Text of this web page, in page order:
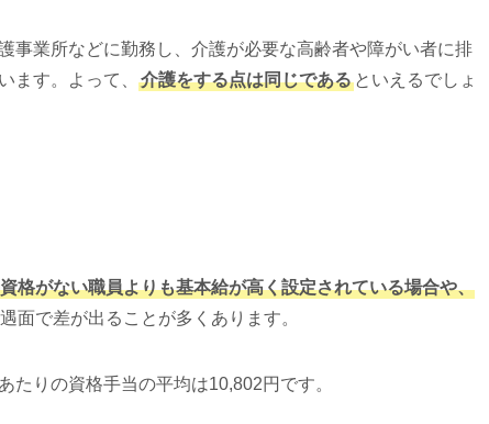
事業所などに勤務し、介護が必要な高齢者や障がい者に排
ます。よって、
介護をする点は同じである といえるでしょ
格がない職員よりも基本給が高く設定されている場合や、
面で差が出ることが多くあります。
たりの資格手当の平均は10,802円です。